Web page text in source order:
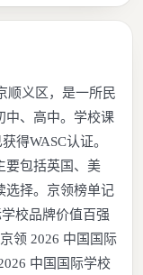
顺义区，是一所民
中、高中。学校课
得WASC认证。
要包括英国、美
选择。京领榜单记
校品牌价值百强
领 2026 中国国际
中国国际学校